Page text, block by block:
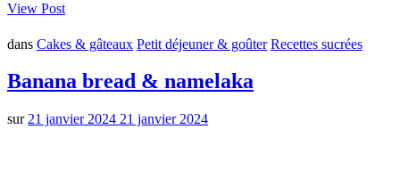
View Post
dans Cakes & gâteaux Petit déjeuner & goûter Recettes sucrées
Banana bread & namelaka
sur 21 janvier 2024 21 janvier 2024